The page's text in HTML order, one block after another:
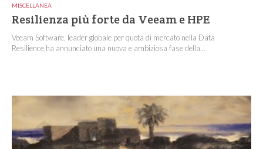
MISCELLANEA
Resilienza più forte da Veeam e HPE
Veeam Software, leader globale per quota di mercato nella Data
Resilience,ha annunciato una nuova e ambiziosa fase della...